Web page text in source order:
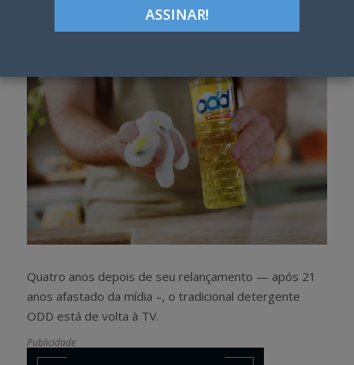
Quatro anos depois de seu relançamento — após 21
anos afastado da mídia –, o tradicional detergente
ODD está de volta à TV.
Publicidade